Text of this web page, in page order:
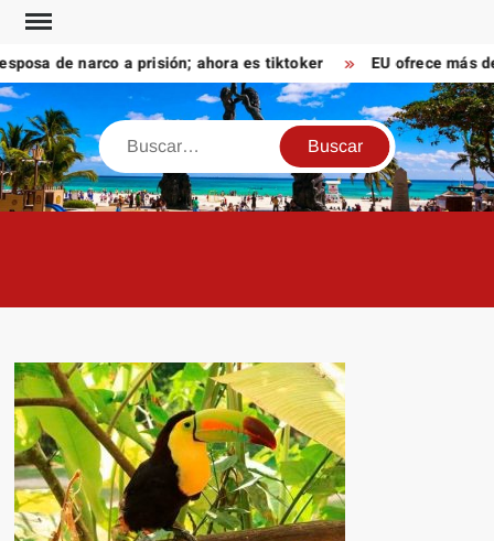
Saltar
contenidode narco a prisión; ahora es tiktoker EU ofrece más de
Buscar